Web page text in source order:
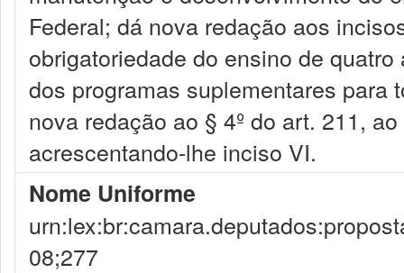
Federal; dá nova redação aos
obrigatoriedade do ensino de
dos programas suplementares para
nova redação ao § 4º do art. 211,
acrescentando-lhe inciso VI.
Nome Uniforme
08;277